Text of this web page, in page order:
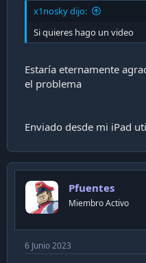
i
n
x1nosky dijo:
Si quieres hago un video
Estaría eternamente
el problema
Enviado desde mi iPad
Pfuentes
Miembro Activo
6 Junio 2023